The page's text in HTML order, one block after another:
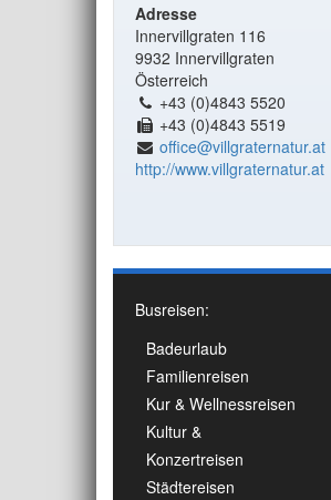
Adresse
Innervillgraten 116
9932 Innervillgraten
Österreich
+43 (0)4843 5520
+43 (0)4843 5519
office@villgraternatur.at
http://www.villgraternatur.at
Busreisen:
Badeurlaub
Familienreisen
Kur & Wellnessreisen
Kultur &
Konzertreisen
Städtereisen